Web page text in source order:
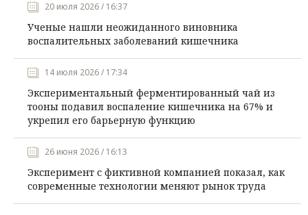
20 июля 2026 / 16:37
Ученые нашли неожиданного виновника
воспалительных заболеваний кишечника
14 июля 2026 / 17:34
Экспериментальный ферментированный чай из
тооны подавил воспаление кишечника на 67% и
укрепил его барьерную функцию
26 июня 2026 / 16:13
Эксперимент с фиктивной компанией показал, как
современные технологии меняют рынок труда